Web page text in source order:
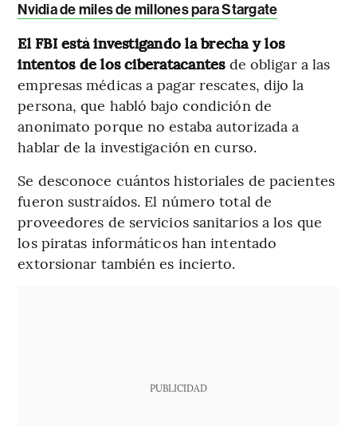
Nvidia de miles de millones para Stargate
El FBI está investigando la brecha y los
intentos de los ciberatacantesde obligar a las
empresas médicas a pagar rescates, dijo la
persona, que habló bajo condición de
anonimato porque no estaba autorizada a
hablar de la investigación en curso.
Se desconoce cuántos historiales de pacientes
fueron sustraídos. El número total de
proveedores de servicios sanitarios a los que
los piratas informáticos han intentado
extorsionar también es incierto.
PUBLICIDAD